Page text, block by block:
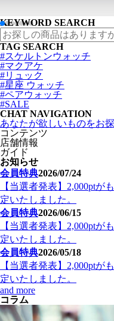
KEYWORD SEARCH
TAG SEARCH
#スケルトンウォッチ
#マクアケ
#リュック
#星座 ウォッチ
#ペアウォッチ
#SALE
CHAT NAVIGATION
あなたが欲しいものをお
コンテンツ
店舗情報
ガイド
お知らせ
会員特典2026/07/24
【当選者発表】2,000ptが
定いたしました。
会員特典2026/06/15
【当選者発表】2,000ptが
定いたしました。
会員特典2026/05/18
【当選者発表】2,000ptが
定いたしました。
and more
コラム